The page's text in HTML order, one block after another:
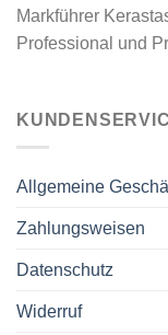
Markführer
Professional und
Allgemeine
Zahlungsweisen
Datenschutz
Widerruf